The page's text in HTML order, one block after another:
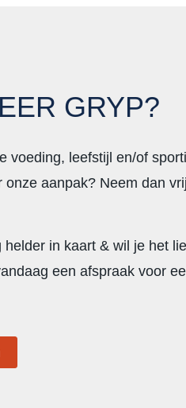
GRYP?
voeding, leefstijl en/of
onze aanpak? Neem dan
helder in kaart & wil je het
een afspraak voor